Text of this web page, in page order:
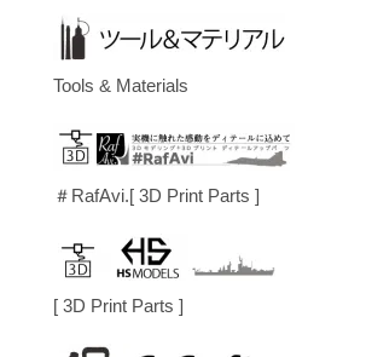
Tools & Materials
＃RafAvi.[ 3D Print Parts ]
[ 3D Print Parts ]